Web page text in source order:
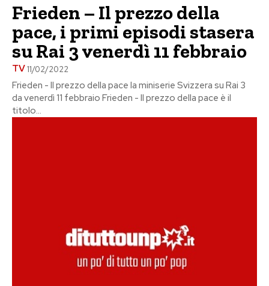
Frieden – Il prezzo della
pace, i primi episodi stasera
su Rai 3 venerdì 11 febbraio
TV11/02/2022
Frieden - Il prezzo della pace la miniserie Svizzera su Rai 3
da venerdì 11 febbraio Frieden - Il prezzo della pace è il
titolo...